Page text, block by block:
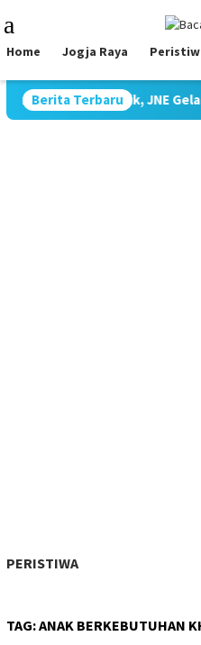
to
content
Menu
Home Jogja Raya
Berita Terbaru
Biaya Logistik, JNE Gelar
PERISTIWA
TAG:ANAK BERKEBUTUHAN